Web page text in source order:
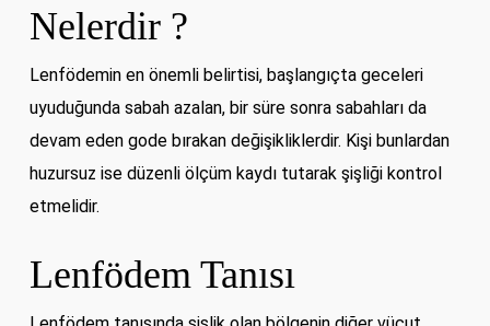
Nelerdir ?
Lenfödemin en önemli belirtisi, başlangıçta geceleri
uyuduğunda sabah azalan, bir süre sonra sabahları da
devam eden gode bırakan değişikliklerdir. Kişi bunlardan
huzursuz ise düzenli ölçüm kaydı tutarak şişliği kontrol
etmelidir.
Lenfödem Tanısı